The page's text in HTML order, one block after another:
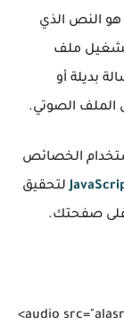
هو النص الذي
تشغيل ملف
بديلة أو
الملف الصوتي.
الخصائص
لتحقيق
صفحتك.
<audio